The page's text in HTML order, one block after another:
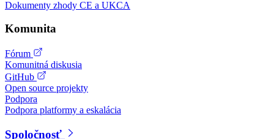
Dokumenty zhody CE a UKCA
Komunita
Fórum
Komunitná diskusia
GitHub
Open source projekty
Podpora
Podpora platformy a eskalácia
Spoločnosť